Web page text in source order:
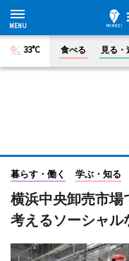
33°C 食べる 見る・
暮らす・働く 学ぶ・知る
横浜中央卸売市場
考えるソーシャル